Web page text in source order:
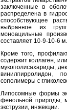
заключенные в
распределена в
способствующее
выбранное из
моноацильные
составляет 10-9-10-6 м.
Кроме того,
содержит коллаген,
мукополисахариды,
винилпирролидон,
сополимеры с
Липосомные формы
фенольной природы,
экструзии, инжекции.